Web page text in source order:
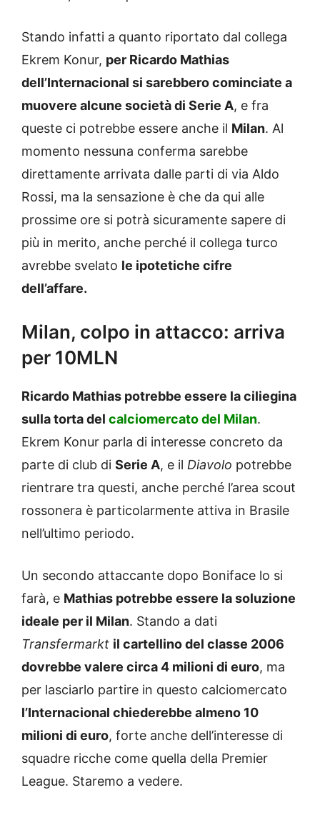
Stando infatti a quanto riportato dal collega
Ekrem Konur, per Ricardo Mathias
dell’Internacional si sarebbero cominciate a
muovere alcune società di Serie A, e fra
queste ci potrebbe essere anche il Milan. Al
momento nessuna conferma sarebbe
direttamente arrivata dalle parti di via Aldo
Rossi, ma la sensazione è che da qui alle
prossime ore si potrà sicuramente sapere di
più in merito, anche perché il collega turco
avrebbe svelato le ipotetiche cifre
dell’affare.
Milan, colpo in attacco: arriva
per 10MLN
Ricardo Mathias potrebbe essere la ciliegina
sulla torta del calciomercato del Milan.
Ekrem Konur parla di interesse concreto da
parte di club di Serie A, e il Diavolo potrebbe
rientrare tra questi, anche perché l’area scout
rossonera è particolarmente attiva in Brasile
nell’ultimo periodo.
Un secondo attaccante dopo Boniface lo si
farà, e Mathias potrebbe essere la soluzione
ideale per il Milan. Stando a dati
Transfermarkt il cartellino del classe 2006
dovrebbe valere circa 4 milioni di euro, ma
per lasciarlo partire in questo calciomercato
l’Internacional chiederebbe almeno 10
milioni di euro, forte anche dell’interesse di
squadre ricche come quella della Premier
League. Staremo a vedere.